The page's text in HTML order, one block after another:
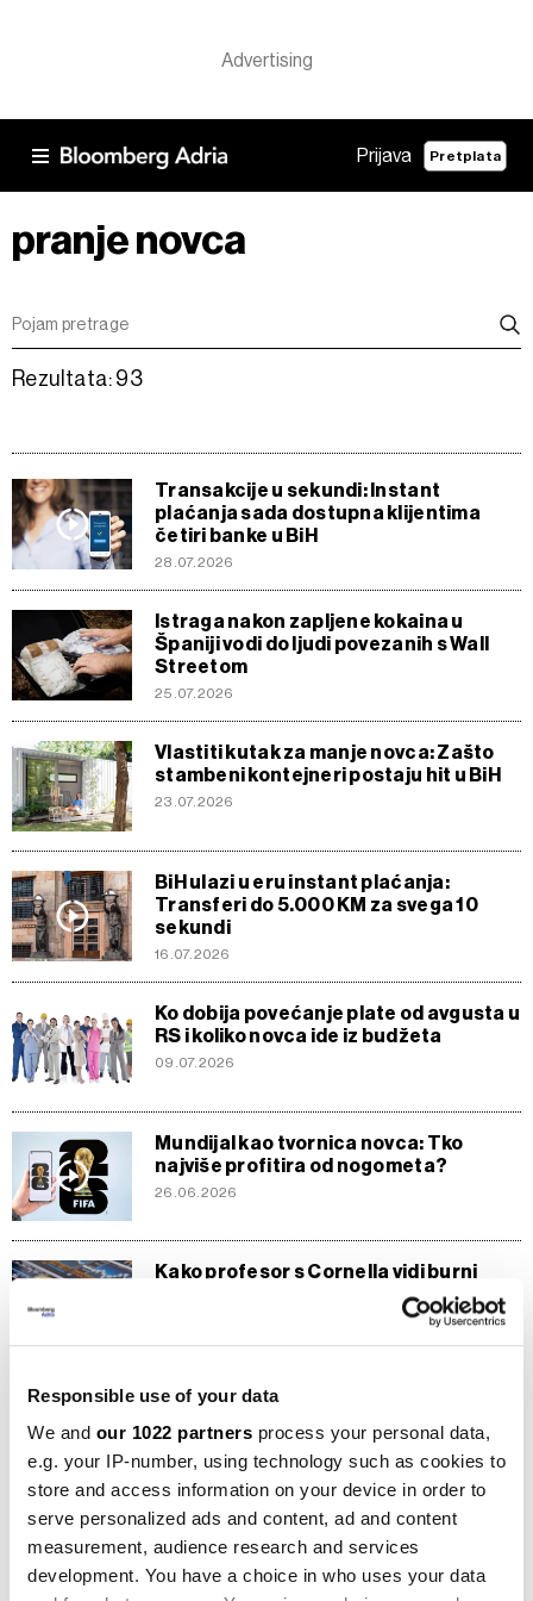
Responsible use of your data
We and our 1022 partners process your personal data,
e.g. your IP-number, using technology such as cookies to
store and access information on your device in order to
serve personalized ads and content, ad and content
measurement, audience research and services
development. You have a choice in who uses your data
Prijava Pretplata
pranje novca
Rezultata: 93
Transakcije u sekundi: Instant
plaćanja sada dostupna klijentima
četiri banke u BiH
28.07.2026
Istraga nakon zapljene kokaina u
Španiji vodi do ljudi povezanih s Wall
Streetom
25.07.2026
Vlastiti kutak za manje novca: Zašto
stambeni kontejneri postaju hit u BiH
23.07.2026
BiH ulazi u eru instant plaćanja:
Transferi do 5.000 KM za svega 10
sekundi
16.07.2026
Ko dobija povećanje plate od avgusta u
RS i koliko novca ide iz budžeta
09.07.2026
Mundijal kao tvornica novca: Tko
najviše profitira od nogometa?
26.06.2026
Kako profesor s Cornella vidi burni
AI će uzimati više od vašeg novca ako
mu to dopustite
12.06.2026
Nova pravila dobrog života: Šta
generacija Z traži od novca - pet stvari
za danas